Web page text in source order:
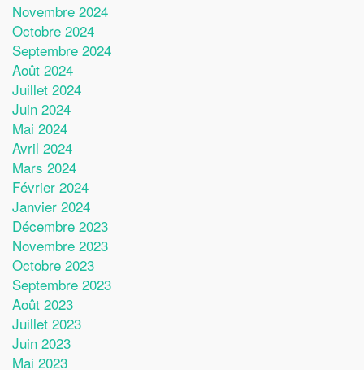
Novembre 2024
Octobre 2024
Septembre 2024
Août 2024
Juillet 2024
Juin 2024
Mai 2024
Avril 2024
Mars 2024
Février 2024
Janvier 2024
Décembre 2023
Novembre 2023
Octobre 2023
Septembre 2023
Août 2023
Juillet 2023
Juin 2023
Mai 2023